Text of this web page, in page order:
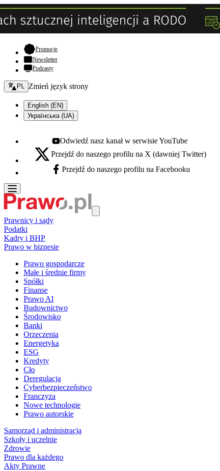
Promocje- otwiera się w nowej karcie
Newsletter
Podcasty
Zmień język - bieżący:
PL Zmień język strony
English (EN)
Українська (UA)
Youtube - otwiera się w nowej karcie
Odwiedź nasz kanał w serwisie YouTube
X - otwiera się w nowej karcie
Przejdź do naszego profilu na X (dawniej Twitter)
Facebook - otwiera się w nowej karcie
Przejdź do naszego profilu na Facebooku
Prawnicy i sądy
Podatki
Kadry i BHP
Prawo w biznesie
Prawo gospodarcze
Małe i średnie firmy
Spółki
Finanse
Prawo AI
Budownictwo
Środowisko
Banki
Orzeczenia
Energetyka
ESG
Kredyty
Cło
Deregulacja
Cyberbezpieczeństwo
Franczyza
Nowe technologie
Prawo autorskie
Samorząd i administracja
Szkoły i uczelnie
Zdrowie
Prawo dla każdego
Akty Prawne